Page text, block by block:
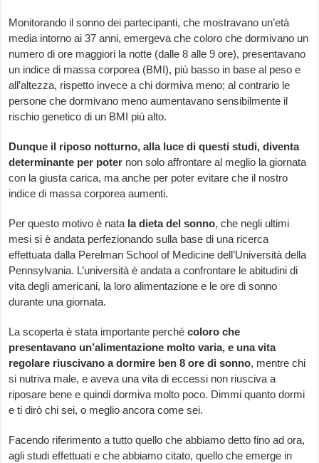
Monitorando il sonno dei partecipanti, che mostravano un’età
media intorno ai 37 anni, emergeva che coloro che dormivano un
numero di ore maggiori la notte (dalle 8 alle 9 ore), presentavano
un indice di massa corporea (BMI), più basso in base al peso e
all’altezza, rispetto invece a chi dormiva meno; al contrario le
persone che dormivano meno aumentavano sensibilmente il
rischio genetico di un BMI più alto.
Dunque il riposo notturno, alla luce di questi studi, diventa
determinante per poter non solo affrontare al meglio la giornata
con la giusta carica, ma anche per poter evitare che il nostro
indice di massa corporea aumenti.
Per questo motivo è nata la dieta del sonno, che negli ultimi
mesi si è andata perfezionando sulla base di una ricerca
effettuata dalla Perelman School of Medicine dell’Università della
Pennsylvania. L’università è andata a confrontare le abitudini di
vita degli americani, la loro alimentazione e le ore di sonno
durante una giornata.
La scoperta è stata importante perché coloro che
presentavano un’alimentazione molto varia, e una vita
regolare riuscivano a dormire ben 8 ore di sonno, mentre chi
si nutriva male, e aveva una vita di eccessi non riusciva a
riposare bene e quindi dormiva molto poco. Dimmi quanto dormi
e ti dirò chi sei, o meglio ancora come sei.
Facendo riferimento a tutto quello che abbiamo detto fino ad ora,
agli studi effettuati e che abbiamo citato, quello che emerge in